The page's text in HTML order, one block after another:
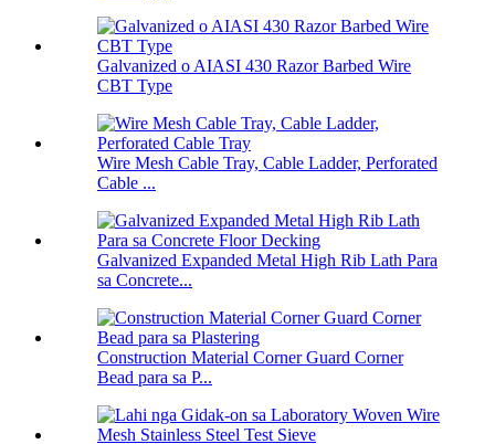
Galvanized o AIASI 430 Razor Barbed Wire
CBT Type
Wire Mesh Cable Tray, Cable Ladder, Perforated
Cable ...
Galvanized Expanded Metal High Rib Lath Para
sa Concrete...
Construction Material Corner Guard Corner
Bead para sa P...